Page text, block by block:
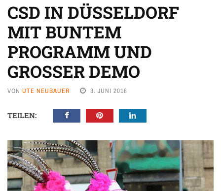
CSD IN DÜSSELDORF
MIT BUNTEM
PROGRAMM UND
GROSSER DEMO
VON UTE NEUBAUER 3. JUNI 2018
TEILEN: